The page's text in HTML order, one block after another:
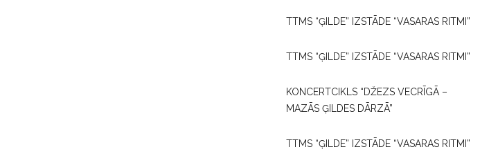
TTMS “ĢILDE” IZSTĀDE “VASARAS RITMI”
TTMS “ĢILDE” IZSTĀDE “VASARAS RITMI”
KONCERTCIKLS “DŽEZS VECRĪGĀ –
MAZĀS ĢILDES DĀRZĀ”
TTMS “ĢILDE” IZSTĀDE “VASARAS RITMI”